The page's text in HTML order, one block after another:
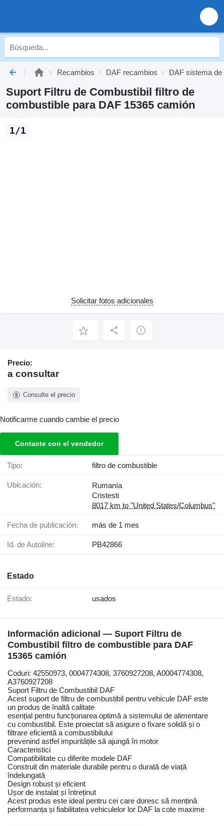
Recambios DAF recambios DAF sistema
Suport Filtru de Combustibil filtro de
combustible para DAF 15365 camión
1/1
Solicitar fotos adicionales
Precio:
a consultar
Consulte el precio
Notificarme cuando cambie el precio
Contacte con el vendedor
Tipo: filtro de combustible
Ubicación:
Rumanía
Cristesti
8017 km to "United States/Columbus"
Fecha de publicación: más de 1 mes
Id. de Autoline: PB42866
Estado
Estado: usados
Información adicional — Suport Filtru de
Combustibil filtro de combustible para DAF
15365 camión
Coduri: 42550973, 0004774308, 3760927208, A0004774308,
A3760927208
Suport Filtru de Combustibil DAF
Acest suport de filtru de combustibil pentru vehicule DAF este
un produs de înaltă calitate
esențial pentru funcționarea optimă a sistemului de alimentare
cu combustibil. Este proiectat să asigure o fixare solidă și o
filtrare eficientă a combustibilului
prevenind astfel impuritățile să ajungă în motor
Caracteristici
Compatibilitate cu diferite modele DAF
Construit din materiale durabile pentru o durată de viață
îndelungată
Design robust și eficient
Ușor de instalat și întreținut
Acest produs este ideal pentru cei care doresc să mențină
performanța și fiabilitatea vehiculelor lor DAF la cote maxime